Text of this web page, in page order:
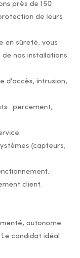
près de 150
de leurs
en sûreté, vous
nos installations
d'accès, intrusion,
: percement,
(capteurs,
client.
autonome
candidat idéal